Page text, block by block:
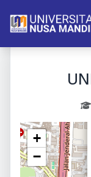
+
−